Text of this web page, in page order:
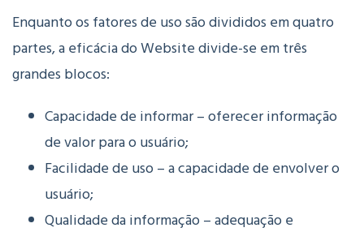
Enquanto os fatores de uso são divididos em quatro
partes, a eficácia do Website divide-se em três
grandes blocos:
Capacidade de informar – oferecer informação
de valor para o usuário;
Facilidade de uso – a capacidade de envolver o
usuário;
Qualidade da informação – adequação e